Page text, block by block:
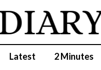
Latest 2 Minutes